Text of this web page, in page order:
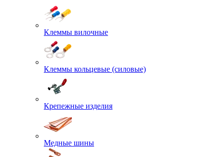
Клеммы вилочные
Клеммы кольцевые (силовые)
Крепежные изделия
Медные шины